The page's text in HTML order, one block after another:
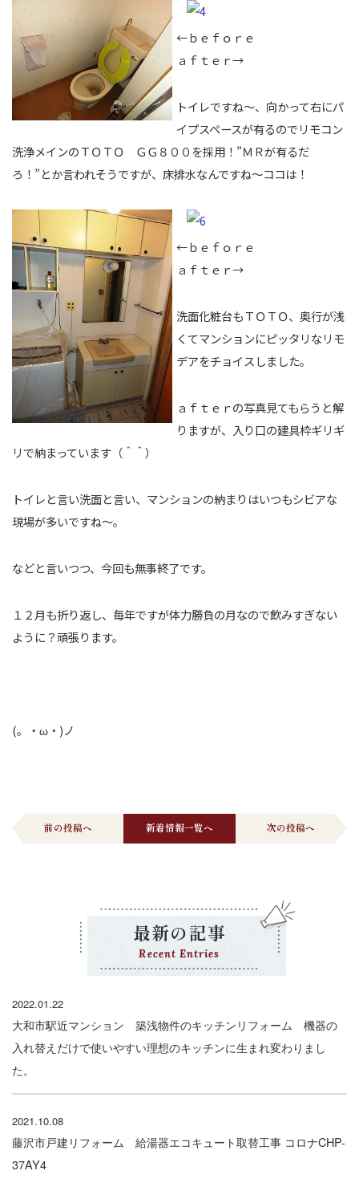
←ｂｅｆｏｒｅ
ａｆｔｅｒ→
トイレですね～、向かって右にパ
イプスペースが有るのでリモコン
洗浄メインのＴＯＴＯ ＧＧ８００を採用！”ＭＲが有るだ
ろ！”とか言われそうですが、床排水なんですね～ココは！
←ｂｅｆｏｒｅ
ａｆｔｅｒ→
洗面化粧台もＴＯＴＯ、奥行が浅
くてマンションにピッタリなリモ
デアをチョイスしました。
ａｆｔｅｒの写真見てもらうと解
りますが、入り口の建具枠ギリギ
リで納まっています（＾＾）
トイレと言い洗面と言い、マンションの納まりはいつもシビアな
現場が多いですね～。
などと言いつつ、今回も無事終了です。
１２月も折り返し、毎年ですが体力勝負の月なので飲みすぎない
ように？頑張ります。
(。・ω・)ノ
前の投稿へ 新着情報一覧へ 次の投稿へ
最新の記事
Recent Entries
2022.01.22
大和市駅近マンション 築浅物件のキッチンリフォーム 機器の
入れ替えだけで使いやすい理想のキッチンに生まれ変わりまし
た。
2021.10.08
藤沢市戸建リフォーム 給湯器エコキュート取替工事 コロナCHP-
37AY4